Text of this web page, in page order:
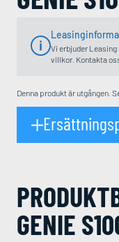
Vi erbjuder
villkor. Kontakta
Denna produkt är utgången.
GENIE